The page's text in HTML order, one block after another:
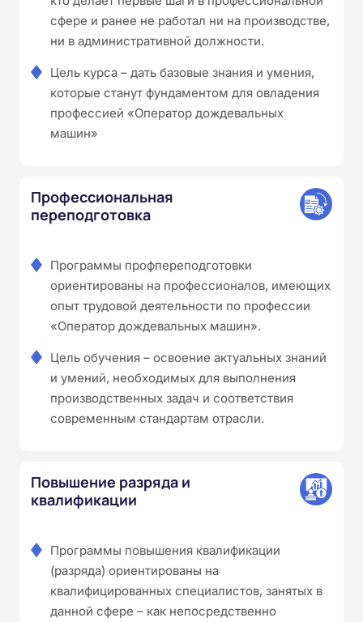
сфере и ранее не работал ни на производстве,
ни в административной должности.
Цель курса – дать базовые знания и умения,
которые станут фундаментом для овладения
профессией «Оператор дождевальных
машин»
Профессиональная
переподготовка
Программы профпереподготовки
ориентированы на профессионалов, имеющих
опыт трудовой деятельности по профессии
«Оператор дождевальных машин».
Цель обучения – освоение актуальных знаний
и умений, необходимых для выполнения
производственных задач и соответствия
современным стандартам отрасли.
Повышение разряда и
квалификации
Программы повышения квалификации
(разряда) ориентированы на
квалифицированных специалистов, занятых в
данной сфере – как непосредственно